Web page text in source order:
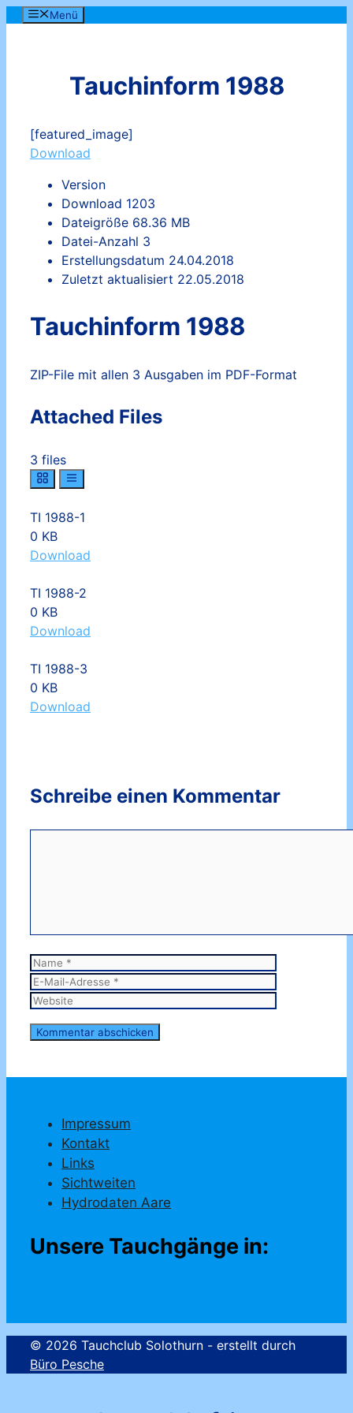
Zum
Menü
Tauchinform 1988
[featured_image]
Download
Version
Download 1203
Dateigröße 68.36 MB
Datei-Anzahl 3
Erstellungsdatum 24.04.2018
Zuletzt aktualisiert 22.05.2018
Tauchinform 1988
ZIP-File mit allen 3 Ausgaben im PDF-Format
Attached Files
3 files
TI 1988-1
0 KB
Download
TI 1988-2
0 KB
Download
TI 1988-3
0 KB
Download
Schreibe einen Kommentar
Name
Impressum
Kontakt
Links
Sichtweiten
Hydrodaten Aare
Unsere Tauchgänge in:
© 2026 Tauchclub Solothurn - erstellt durch
Büro Pesche